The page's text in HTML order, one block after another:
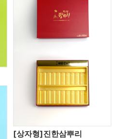
[상자형]진한삼뿌리